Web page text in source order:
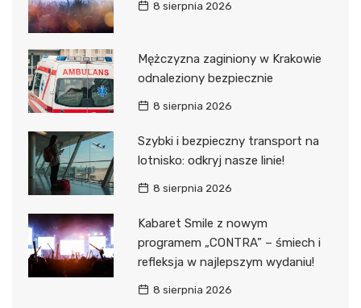
8 sierpnia 2026
Mężczyzna zaginiony w Krakowie
odnaleziony bezpiecznie
8 sierpnia 2026
Szybki i bezpieczny transport na
lotnisko: odkryj nasze linie!
8 sierpnia 2026
Kabaret Smile z nowym
programem „CONTRA” – śmiech i
refleksja w najlepszym wydaniu!
8 sierpnia 2026